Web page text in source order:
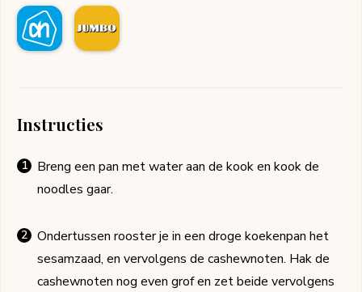
Instructies
Breng een pan met water aan de kook en kook de
noodles gaar.
Ondertussen rooster je in een droge koekenpan het
sesamzaad, en vervolgens de cashewnoten. Hak de
cashewnoten nog even grof en zet beide vervolgens